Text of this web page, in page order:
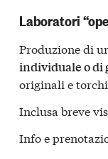
Laboratori
Produzione di
individuale o di
originali e
Inclusa breve
Info e